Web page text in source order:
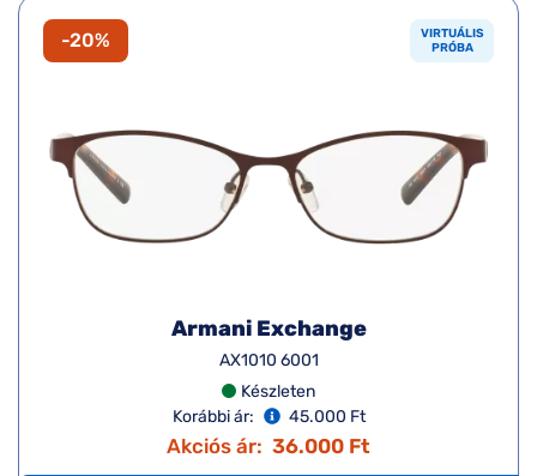
-20%
VIRTUÁLIS
PRÓBA
Armani Exchange
AX1010 6001
Készleten
Korábbi ár:
45.000 Ft
Akciós ár: 36.000 Ft